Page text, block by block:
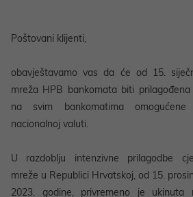
Poštovani klijenti,
obavještavamo vas da će od 15.
mreža HPB bankomata biti
na svim bankomatima
nacionalnoj valuti.
U razdoblju intenzivne prilagodbe
mreže u Republici Hrvatskoj, od 15.
2023. godine, privremeno je ukinuta